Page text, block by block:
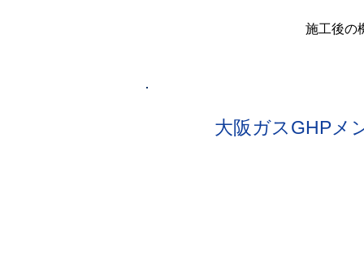
施工後の
大阪ガスGHPメ